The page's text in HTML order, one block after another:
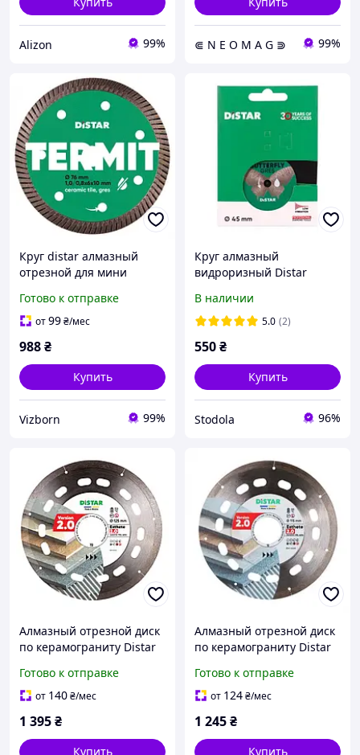
Alizon 99% ⋐ N E O M A G ⋑ 99%
Круг distar алмазный
отрезной для мини
TERMIT
Готово к отправке
от99₴/мес
988₴
Купить
Vizborn 99%
Круг алмазный
видроризный Distar
В наличии
5.0 (2)
550₴
Купить
Stodola 96%
Алмазный отрезной диск
по керамограниту Distar
2.0
Готово к отправке
от 140₴/мес
1 395₴
Купить
Алмазный отрезной диск
по керамограниту Distar
2.0
Готово к отправке
от 124₴/мес
1 245₴
Купить